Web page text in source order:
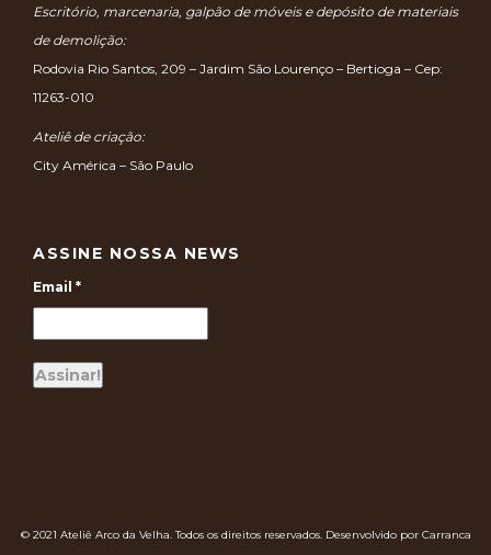
Escritório, marcenaria, galpão de móveis e depósito de materiais
de demolição:
Rodovia Rio Santos, 209 – Jardim São Lourenço – Bertioga – Cep:
11263-010
Ateliê de criação:
City América – São Paulo
ASSINE NOSSA NEWS
Email *
© 2021 Ateliê Arco da Velha. Todos os direitos reservados. Desenvolvido por Carranca